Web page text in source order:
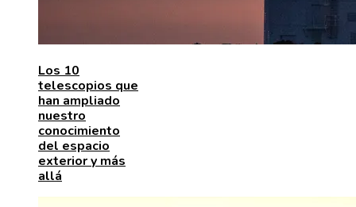
Los 10
telescopios que
han ampliado
nuestro
conocimiento
del espacio
exterior y más
allá